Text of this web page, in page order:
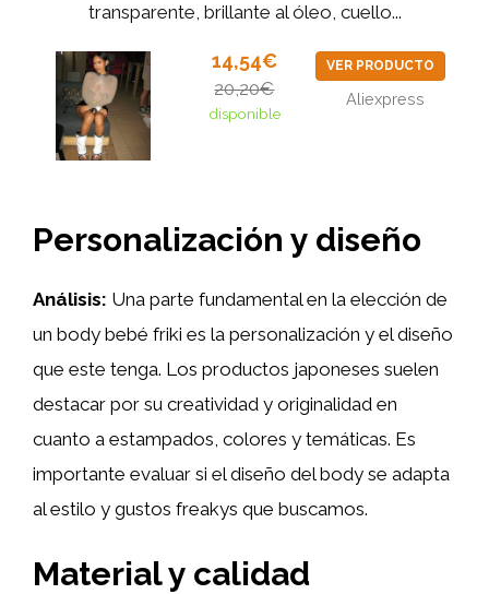
transparente, brillante al óleo, cuello...
14,54€
20,20€
disponible
VER PRODUCTO
Aliexpress
Personalización y diseño
Análisis: Una parte fundamental en la elección de
un body bebé friki es la personalización y el diseño
que este tenga. Los productos japoneses suelen
destacar por su creatividad y originalidad en
cuanto a estampados, colores y temáticas. Es
importante evaluar si el diseño del body se adapta
al estilo y gustos freakys que buscamos.
Material y calidad